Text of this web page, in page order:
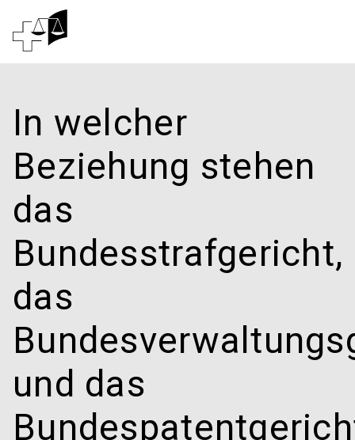
Elektronischer Verkehr
Bundesgericht
Arbeiten am Bundesgericht
Medien
In welcher
Beziehung stehen
das
Bundesstrafgericht,
das
und das